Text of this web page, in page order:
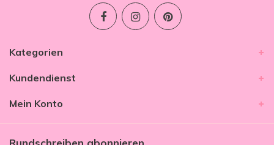
Kategorien
Kundendienst
Mein Konto